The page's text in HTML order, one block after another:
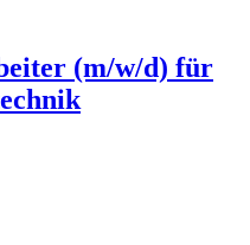
(m/w/d) für